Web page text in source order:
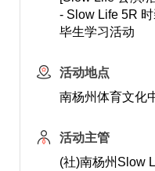
- Slow Life 5R
毕生学习活动
活动地点
南杨州体育文化
活动主管
(社)南杨州Slow